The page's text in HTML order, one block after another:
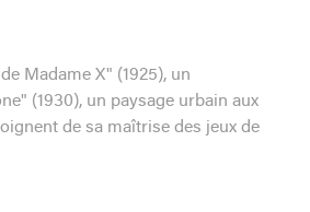
Madame X" (1925), un
(1930), un paysage urbain aux
de sa maîtrise des jeux de